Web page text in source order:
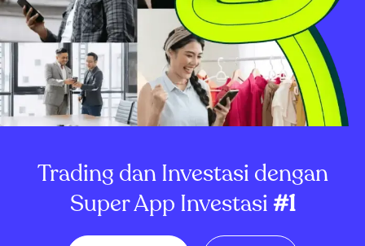
Trading dan Investasi dengan
Super App Investasi#1